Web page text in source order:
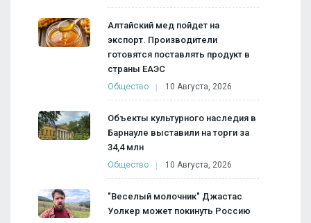
Алтайский мед пойдет на
экспорт. Производители
готовятся поставлять продукт в
страны ЕАЭС
Общество 10 Августа, 2026
Объекты культурного наследия в
Барнауле выставили на торги за
34,4 млн
Общество 10 Августа, 2026
"Веселый молочник" Джастас
Уолкер может покинуть Россию